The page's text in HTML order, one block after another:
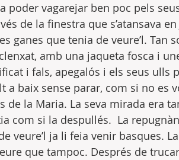
poder vagarejar ben poc pels
de la finestra que s’atansava
ganes que tenia de veure’l. Tan
amb una jaqueta fosca i
i fals, apegalós i els seus ulls
a baix sense parar, com si no es
de la Maria. La seva mirada era
com si la despullés.  La
veure’l ja li feia venir basques.
que tampoc. Després de